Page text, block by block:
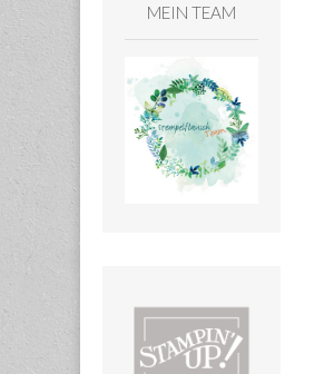
MEIN TEAM